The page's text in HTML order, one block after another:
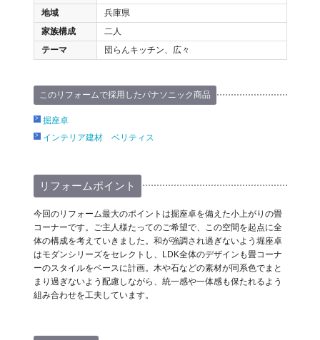
地域
兵庫県
家族構成
二人
テーマ
団らんキッチン、広々
このリフォームで採用したパナソニック商品
掘座卓
インテリア建材 ベリティス
リフォームポイント
今回のリフォーム最大のポイントは掘座卓を備えた小上がりの畳
コーナーです。ご主人様たってのご希望で、この空間を起点に全
体の構成を考えていきました。和が強調され過ぎないよう堀座卓
はモダンシリーズをセレクトし、LDK全体のデザインも畳コーナ
ーのスタイルをベースに計画。木や石などの素材が同系色でまと
まり過ぎないよう配慮しながら、統一感や一体感も保たれるよう
組み合わせを工夫しています。